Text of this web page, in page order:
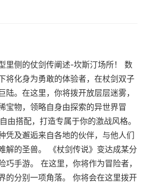
里侧的仗剑传阐述-坎斯汀场所！ 数
将化身为勇敢的体验者，在杖剑双子
陆。在这里，你将拨开放层层迷雾，
宝物，领略自身由探索的异世界冒
由搭配，打造专属于你的激战风格。
凭及邂逅来自各地的伙伴，与他人们
解的圣兽。 《杖剑传说》变达成某分
巧手游。 在这里，你将作为冒险者，
的分别一项角落。 你将会在这里拨开